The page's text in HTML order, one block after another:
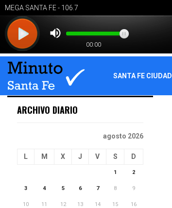
SANTA FE CIUDAD
ARCHIVO DIARIO
agosto 2026
L M X J V S D
1 2
3 4 5 6 7 8 9
10 11 12 13 14 15 16